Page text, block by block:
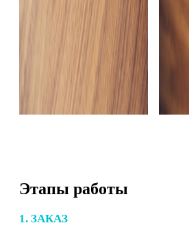
Этапы работы
1. ЗАКАЗ